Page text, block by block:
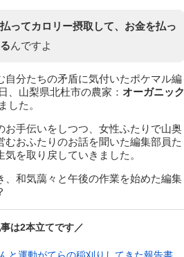
ってカロリー摂取して、お金を払っ
んですよ
自分たちの矛盾に気付いたポケマル編
、山梨県北杜市の農家： オーガニック
した。
お手伝いをしつつ、女性ふたりで山奥
むおふたりのお話を聞いた編集部員た
を取り戻していきました。
、和気藹々と午後の作業を始めた編集
は2本立てです／